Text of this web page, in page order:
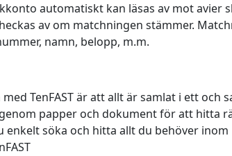
automatiskt kan läsas av mot avier
av om matchningen stämmer.
namn, belopp, m.m.
TenFAST är att allt är samlat i ett och
papper och dokument för att hitta
enkelt söka och hitta allt du behöver inom